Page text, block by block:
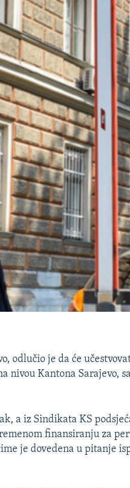
odlučio je da će
nivou Kantona Sarajevo,
a iz Sindikata KS
finansiranju za
je dovedena u pitanje